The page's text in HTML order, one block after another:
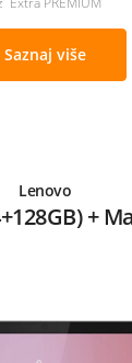
Saznaj više
Lenovo
+